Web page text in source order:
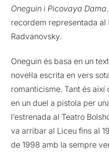
Oneguin i Picovaya Dama
recordem representada
Radvanovsky.
Oneguin és basa en un
novel·la escrita en vers
romanticisme. Tant és
en un duel a pistola per
l’estrenada al Teatro
va arribar al Liceu fins al
de 1998 amb la sempre